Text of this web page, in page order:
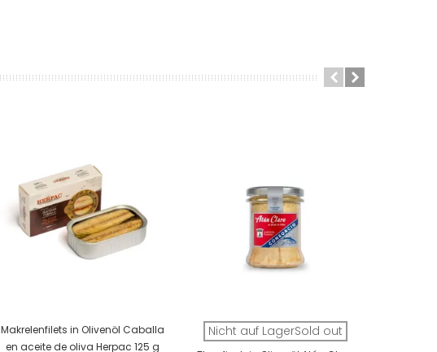
In Den Warenkorb
Makrelenfilets in Olivenöl Caballa
en aceite de oliva Herpac 125 g
Nicht auf LagerSold out